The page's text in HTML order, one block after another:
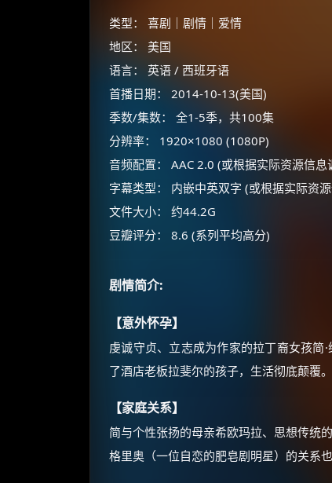
类型： 喜剧｜剧情｜爱情
地区： 美国
语言： 英语 / 西班牙语
首播日期： 2014-10-13(美国)
季数/集数： 全1-5季，共100集
分辨率： 1920×1080 (1080P)
音频配置： AAC 2.0 (或根据实际资源信息
字幕类型： 内嵌中英双字 (或根据实际资
文件大小： 约44.2G
豆瓣评分： 8.6 (系列平均高分)
剧情简介:
【意外怀孕】
虔诚守贞、立志成为作家的拉丁裔女孩简
了酒店老板拉斐尔的孩子，生活彻底颠覆。
【家庭关系】
简与个性张扬的母亲希欧玛拉、思想传统
格里奥（一位自恋的肥皂剧明星）的关系